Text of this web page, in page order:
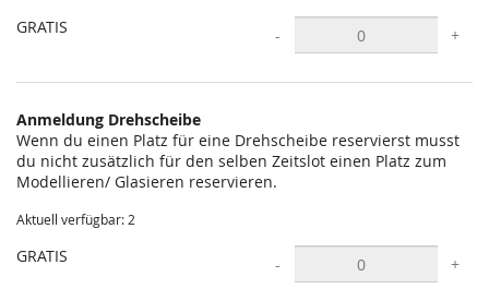
GRATIS - +
Anmeldung Drehscheibe
Wenn du einen Platz für eine Drehscheibe reservierst musst
du nicht zusätzlich für den selben Zeitslot einen Platz zum
Modellieren/ Glasieren reservieren.
Aktuell verfügbar: 2
GRATIS - +